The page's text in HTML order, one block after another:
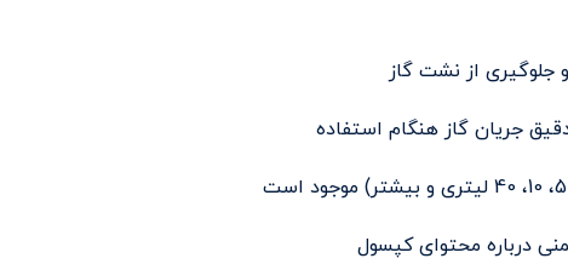
جلوگیری از نشت گاز
جریان گاز هنگام استفاده
درباره محتوای کپسول